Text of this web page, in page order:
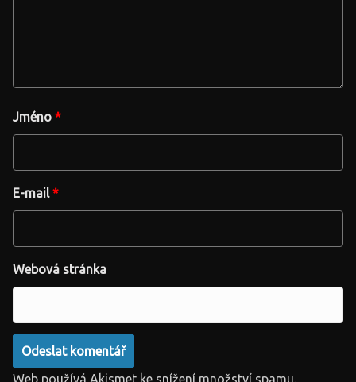
Jméno *
E-mail*
Webová stránka
Web používá Akismet ke snížení množství spamu.